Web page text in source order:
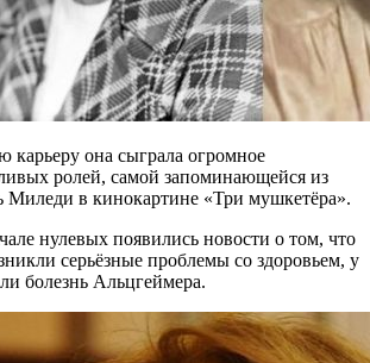
карьеру она сыграла огромное
ролей, самой запоминающейся из
Миледи в кинокартине «Три мушкетёра».
нулевых появились новости о том, что
серьёзные проблемы со здоровьем, у
болезнь Альцгеймера.